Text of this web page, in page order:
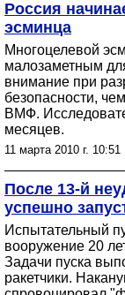
Россия
эсминца
Многоцелевой
малозаметным
внимание при
безопасности,
ВМФ.
месяцев.
11 марта 2010 г. 10:51
После 13-й
успешно
Испытательный
вооружение 20
Задачи пуска
ракетчики.